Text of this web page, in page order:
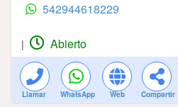
542944618229
| Abierto
Llamar WhatsApp Web Compartir